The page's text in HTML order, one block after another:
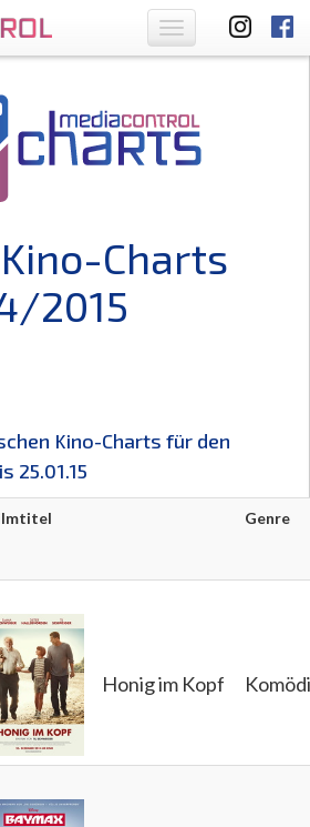
Toggle
navigation
Kino-Charts
2015
Kino-Charts für den
25.01.15
Genre
Honig im Kopf